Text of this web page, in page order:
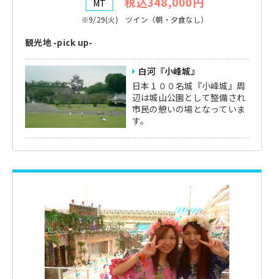
MT
※9/29(火) ツイン（朝・夕食なし）
観光地 -pick up-
白河『小峰城』
日本１００名城『小峰城』周
辺は城山公園として整備され
市民の憩いの場となっていま
す。